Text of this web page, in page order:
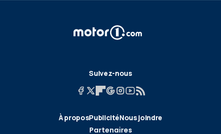
Suivez-nous
À proposPublicitéNous joindre
Partenaires